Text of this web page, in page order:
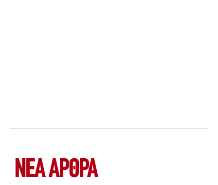
ΝΕΑ ΆΡΘΡΑ